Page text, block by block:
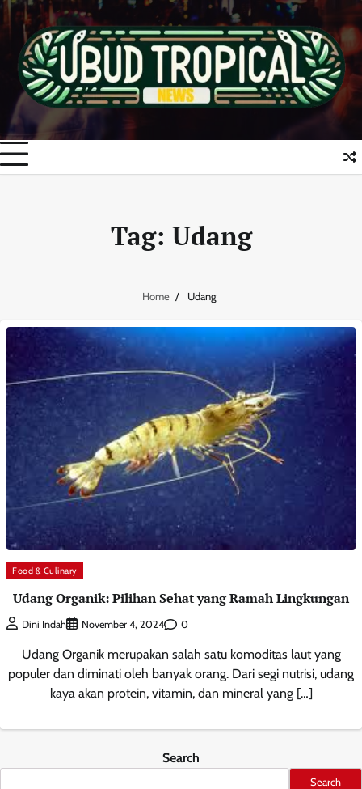
Skip
to
content
Tag: Udang
Home Udang
Food & Culinary
Udang Organik: Pilihan Sehat yang Ramah Lingkungan
Dini Indah November 4, 2024 0
Udang Organik merupakan salah satu komoditas laut yang
populer dan diminati oleh banyak orang. Dari segi nutrisi, udang
kaya akan protein, vitamin, dan mineral yang […]
Search
Search